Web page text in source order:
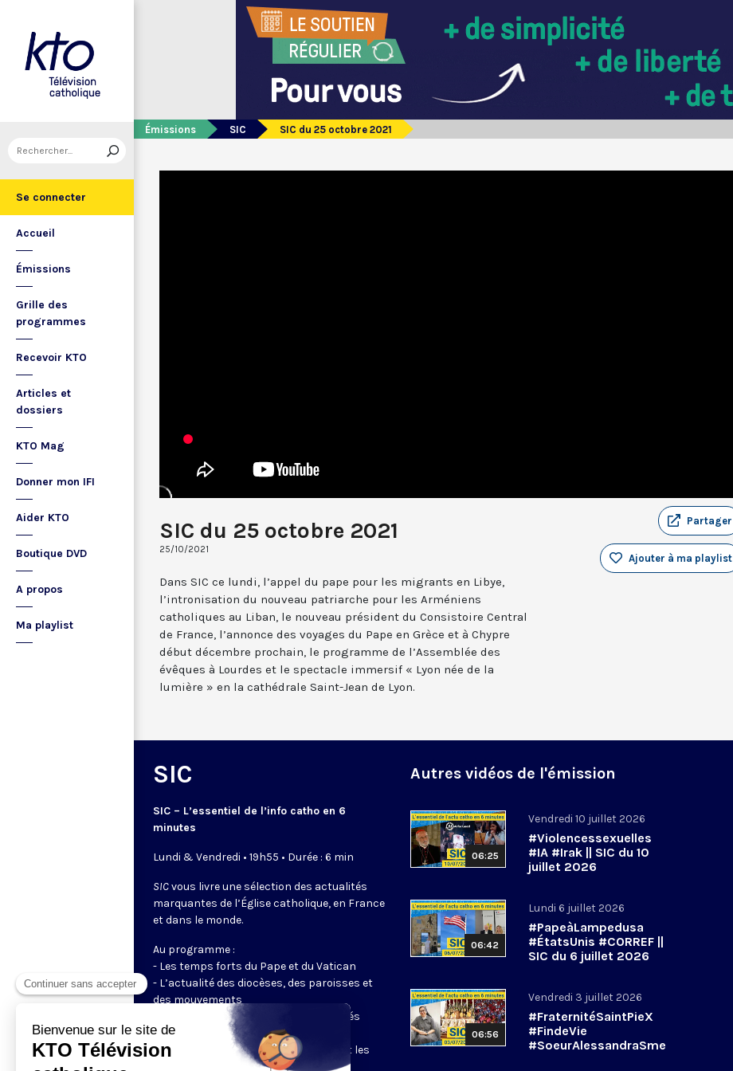
Se connecter
Accueil
Émissions
Grille des
programmes
Recevoir KTO
Articles et
dossiers
KTO Mag
Donner mon IFI
Aider KTO
Boutique DVD
A propos
Ma playlist
Émissions SIC SIC du 25 octobre 2021
SIC du 25 octobre 2021
25/10/2021
Partager
Ajouter à ma playlist
Dans SIC ce lundi, l’appel du pape pour les migrants en Libye,
l’intronisation du nouveau patriarche pour les Arméniens
catholiques au Liban, le nouveau président du Consistoire Central
de France, l’annonce des voyages du Pape en Grèce et à Chypre
début décembre prochain, le programme de l’Assemblée des
évêques à Lourdes et le spectacle immersif « Lyon née de la
lumière » en la cathédrale Saint-Jean de Lyon.
SIC
SIC – L’essentiel de l’info catho en 6
minutes
Lundi & Vendredi • 19h55 • Durée : 6 min
SICvous livre une sélection des actualités
marquantes de l’Église catholique, en France
et dans le monde.
Au programme :
- Les temps forts du Pape et du Vatican
- L’actualité des diocèses, des paroisses et
des mouvements
- Les initiatives des catholiques engagés
dans le monde
- Les grands événements ecclésiaux et les
enjeux du moment pour la société
Autres vidéos de l'émission
06:25
Vendredi 10 juillet 2026
#Violencessexuelles
#IA #Irak || SIC du 10
juillet 2026
06:42
Lundi 6 juillet 2026
#PapeàLampedusa
#ÉtatsUnis #CORREF ||
SIC du 6 juillet 2026
06:56
Vendredi 3 juillet 2026
#FraternitéSaintPieX
#FindeVie
#SoeurAlessandraSme